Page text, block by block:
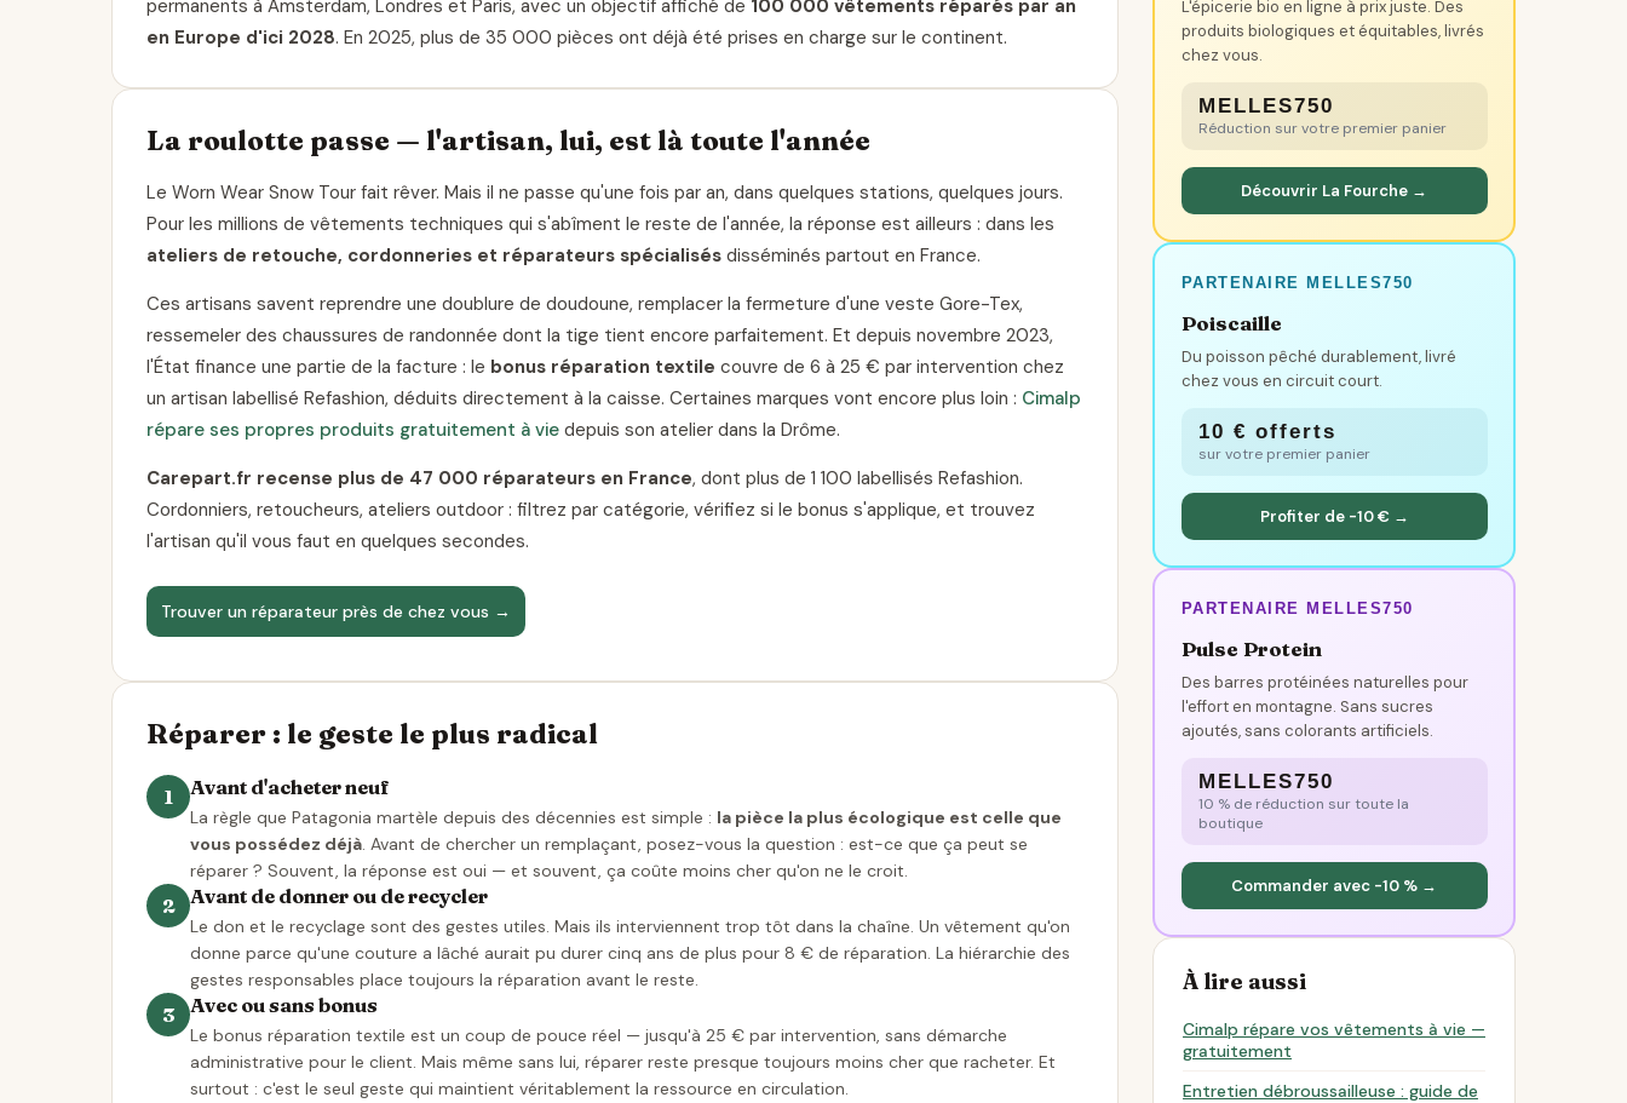
permanents à Amsterdam, Londres et Paris, avec un objectif affiché de 100 000 vêtements réparés par an
en Europe d'ici 2028. En 2025, plus de 35 000 pièces ont déjà été prises en charge sur le continent.
La roulotte passe — l'artisan, lui, est là toute l'année
Le Worn Wear Snow Tour fait rêver. Mais il ne passe qu'une fois par an, dans quelques stations, quelques jours.
Pour les millions de vêtements techniques qui s'abîment le reste de l'année, la réponse est ailleurs : dans les
ateliers de retouche, cordonneries et réparateurs spécialisés disséminés partout en France.
Ces artisans savent reprendre une doublure de doudoune, remplacer la fermeture d'une veste Gore-Tex,
ressemeler des chaussures de randonnée dont la tige tient encore parfaitement. Et depuis novembre 2023,
l'État finance une partie de la facture : le bonus réparation textile couvre de 6 à 25 € par intervention chez
un artisan labellisé Refashion, déduits directement à la caisse. Certaines marques vont encore plus loin : Cimalp
répare ses propres produits gratuitement à vie depuis son atelier dans la Drôme.
Carepart.fr recense plus de 47 000 réparateurs en France, dont plus de 1 100 labellisés Refashion.
Cordonniers, retoucheurs, ateliers outdoor : filtrez par catégorie, vérifiez si le bonus s'applique, et trouvez
l'artisan qu'il vous faut en quelques secondes.
Trouver un réparateur près de chez vous →
Réparer : le geste le plus radical
1 Avant d'acheter neuf
La règle que Patagonia martèle depuis des décennies est simple : la pièce la plus écologique est celle que
vous possédez déjà. Avant de chercher un remplaçant, posez-vous la question : est-ce que ça peut se
réparer ? Souvent, la réponse est oui — et souvent, ça coûte moins cher qu'on ne le croit.
2 Avant de donner ou de recycler
Le don et le recyclage sont des gestes utiles. Mais ils interviennent trop tôt dans la chaîne. Un vêtement qu'on
donne parce qu'une couture a lâché aurait pu durer cinq ans de plus pour 8 € de réparation. La hiérarchie des
gestes responsables place toujours la réparation avant le reste.
3 Avec ou sans bonus
Le bonus réparation textile est un coup de pouce réel — jusqu'à 25 € par intervention, sans démarche
administrative pour le client. Mais même sans lui, réparer reste presque toujours moins cher que racheter. Et
surtout : c'est le seul geste qui maintient véritablement la ressource en circulation.
L'épicerie bio en ligne à prix juste. Des
produits biologiques et équitables, livrés
chez vous.
MELLES750
Réduction sur votre premier panier
Découvrir La Fourche →
PARTENAIRE MELLES750
Poiscaille
Du poisson pêché durablement, livré
chez vous en circuit court.
10 € offerts
sur votre premier panier
Profiter de -10 € →
PARTENAIRE MELLES750
Pulse Protein
Des barres protéinées naturelles pour
l'effort en montagne. Sans sucres
ajoutés, sans colorants artificiels.
MELLES750
10 % de réduction sur toute la
boutique
Commander avec -10 % →
À lire aussi
Cimalp répare vos vêtements à vie —
gratuitement
Entretien débroussailleuse : guide de